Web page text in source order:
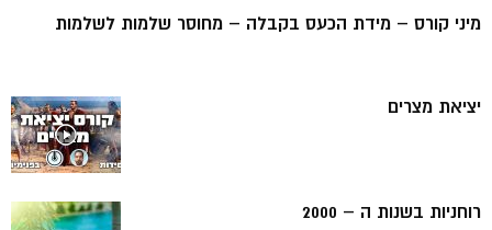
מיני קורס – מידת הכעס בקבלה – מחוסר שלמות לשלמות
יציאת מצרים
רוחניות בשנות ה – 2000